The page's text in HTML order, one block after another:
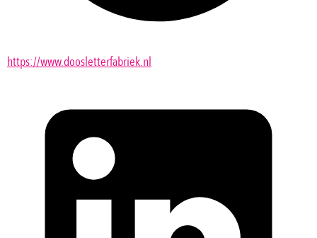
https://www.doosletterfabriek.nl